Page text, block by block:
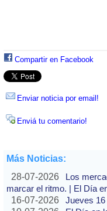
Compartir en Facebook
Enviar noticia por email!
Enviá tu comentario!
Más Noticias:
28-07-2026
Los
marcar el ritmo. | El Día
16-07-2026
Jueves 16